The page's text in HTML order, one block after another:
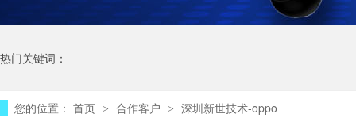
热门关键词：
您的位置： 首页 > 合作客户 > 深圳新世技术-oppo